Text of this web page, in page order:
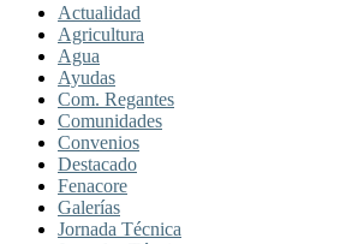
Actualidad
Agricultura
Agua
Ayudas
Com. Regantes
Comunidades
Convenios
Destacado
Fenacore
Galerías
Jornada Técnica